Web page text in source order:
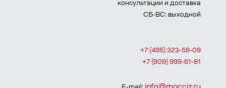
консультации и доставка
СБ-ВС: выходной
+7 (495) 323-59-09
+7 (909) 999-61-81